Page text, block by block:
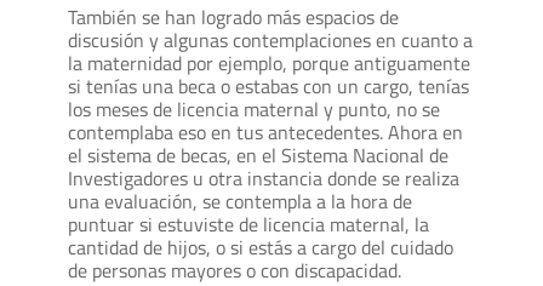
También se han logrado más espacios de
discusión y algunas contemplaciones en cuanto a
la maternidad por ejemplo, porque antiguamente
si tenías una beca o estabas con un cargo, tenías
los meses de licencia maternal y punto, no se
contemplaba eso en tus antecedentes. Ahora en
el sistema de becas, en el Sistema Nacional de
Investigadores u otra instancia donde se realiza
una evaluación, se contempla a la hora de
puntuar si estuviste de licencia maternal, la
cantidad de hijos, o si estás a cargo del cuidado
de personas mayores o con discapacidad.